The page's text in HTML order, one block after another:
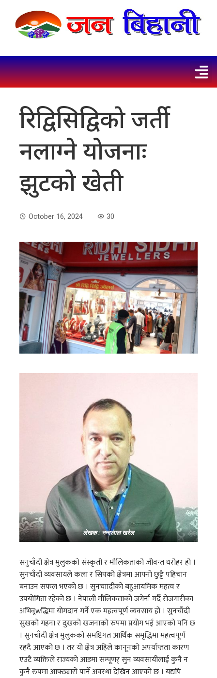
रिद्विसिद्विकाे जर्ती
नलाग्ने याेजनाः
झुटकाे खेती
October 16, 2024 30
लेखक : नन्दलाल खरेल
सनुचाँदी क्षेत्र मुलुकको संस्कृती र मौलिकताको जीवन्त धरोहर हो ।
सुनचाँदी व्यवसायले कला र सिपको क्षेत्रमा आफ्नो छुट्टै पहिचान
बनाउन सफल भएको छ । सुनचाादीको बहुआयमिक महत्व र
उपयोगिता रहेको छ । नेपाली मौलिकताको जगेर्ना गर्दै रोजगारीका
अभिवृwद्धिमा योगदान गर्ने एक महत्वपूर्ण व्यवसाय हो । सुनचाँदी
सुखको गहना र दुखको खजनाको रुपमा प्रयोग भई आएको पनि छ
। सुनचाँदी क्षेत्र मुलुकको समष्टिगत आर्थिक समृद्धिमा महत्वपूर्ण
रहदै आएको छ । तर यो क्षेत्र अहिले कानूनको अपर्याप्तता कारण
एउटै व्यक्तिले राज्यको आडमा सम्पूणर् सुन व्यवसायीलाई कुनै न
कुनै रुपमा आफ्ठ्यारो पार्ने अवस्था देखिन आएको छ । यद्यपि